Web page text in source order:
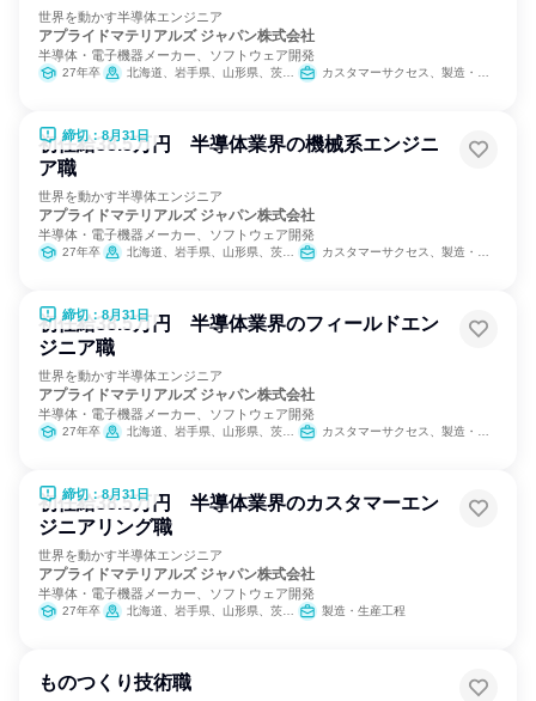
世界を動かす半導体エンジニア
アプライドマテリアルズ ジャパン株式会社
半導体・電子機器メーカー、ソフトウェア開発
27年卒 北海道、岩手県、山形県、茨城県、千葉県、東京都、神奈川県、富山県、石川県、山梨県、愛知県、三重県、京都府、大阪府、広島県、佐賀県、長崎県、熊本県、大分県 カスタマーサクセス、製造・生産工程
締切：8月31日
初任給38.5万円 半導体業界の機械系エンジニ
ア職
世界を動かす半導体エンジニア
アプライドマテリアルズ ジャパン株式会社
半導体・電子機器メーカー、ソフトウェア開発
27年卒 北海道、岩手県、山形県、茨城県、千葉県、東京都、神奈川県、富山県、石川県、山梨県、愛知県、三重県、京都府、大阪府、広島県、佐賀県、長崎県、熊本県、大分県 カスタマーサクセス、製造・生産工程
締切：8月31日
初任給38.5万円 半導体業界のフィールドエン
ジニア職
世界を動かす半導体エンジニア
アプライドマテリアルズ ジャパン株式会社
半導体・電子機器メーカー、ソフトウェア開発
27年卒 北海道、岩手県、山形県、茨城県、千葉県、東京都、神奈川県、富山県、石川県、山梨県、愛知県、三重県、京都府、大阪府、広島県、佐賀県、長崎県、熊本県、大分県 カスタマーサクセス、製造・生産工程
締切：8月31日
初任給38.5万円 半導体業界のカスタマーエン
ジニアリング職
世界を動かす半導体エンジニア
アプライドマテリアルズ ジャパン株式会社
半導体・電子機器メーカー、ソフトウェア開発
27年卒 北海道、岩手県、山形県、茨城県、千葉県、東京都、神奈川県、富山県、石川県、山梨県、愛知県、三重県、京都府、大阪府、広島県、佐賀県、長崎県、熊本県、大分県 製造・生産工程
ものつくり技術職